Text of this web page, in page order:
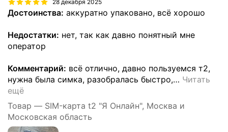
28 декабря 2025
Достоинства: аккуратно упаковано, всё хорошо
Недостатки: нет, так как давно понятный мне
оператор
Комментарий: всё отлично, давно пользуемся т2,
нужна была симка, разобралась быстро,… Читать
ещё
Товар — SIM-карта t2 "Я Онлайн", Москва и
Московская область